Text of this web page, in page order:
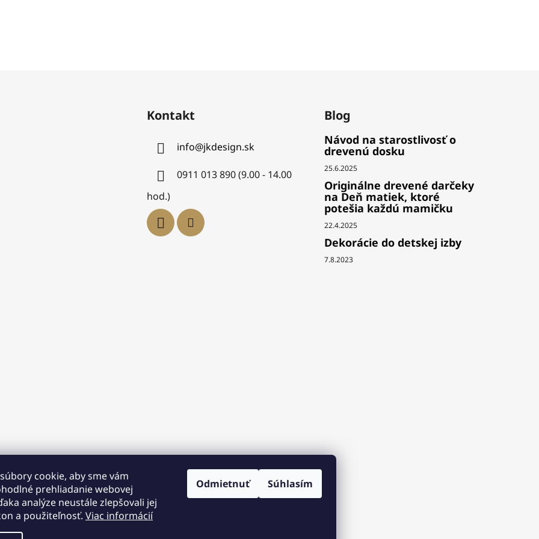
cookie, aby sme vám
prehliadanie webovej
analýze neustále zlepšovali jej
a použiteľnosť. Viac informácií
Odmietnuť Súhlasím
12.
Kontakt
info@jkdesign.sk
0911 013 890 (9.00 - 14.00
hod.)
Blog
Návod na starostlivosť o
drevenú dosku
25.6.2025
Originálne drevené darčeky
na Deň matiek, ktoré
potešia každú mamičku
22.4.2025
Dekorácie do detskej izby
7.8.2023